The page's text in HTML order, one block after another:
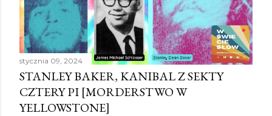
stycznia 09, 2024
STANLEY BAKER, KANIBAL Z SEKTY
CZTERY PI [MORDERSTWO W
YELLOWSTONE]